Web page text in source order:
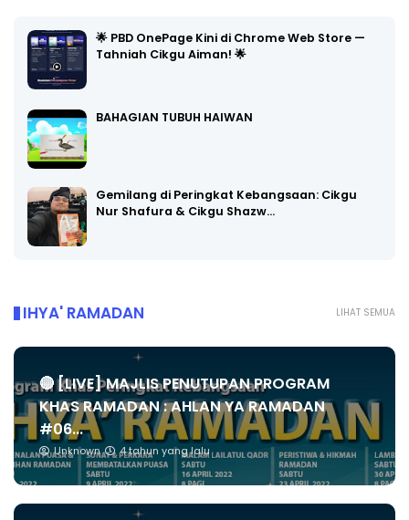
🌟 PBD OnePage Kini di Chrome Web Store —
Tahniah Cikgu Aiman! 🌟
BAHAGIAN TUBUH HAIWAN
Gemilang di Peringkat Kebangsaan: Cikgu
Nur Shafura & Cikgu Shazw…
LIHAT SEMUA
IHYA' RAMADAN
🔴 [LIVE] MAJLIS PENUTUPAN PROGRAM
KHAS RAMADAN : AHLAN YA RAMADAN
#06...
Unknown 4 tahun yang lalu